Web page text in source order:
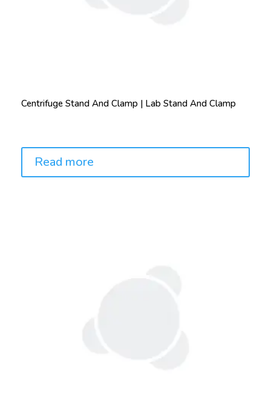
Centrifuge Stand And Clamp | Lab Stand And Clamp
Read more